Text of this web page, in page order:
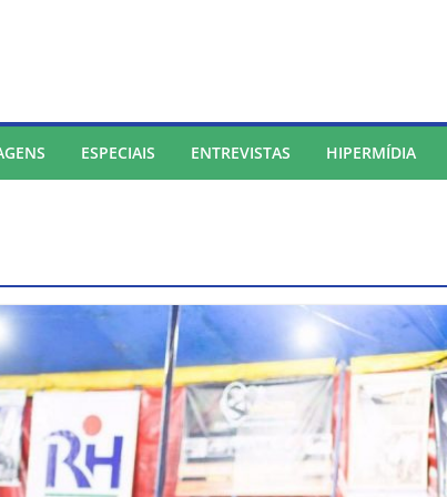
ESPECIAIS ENTREVISTAS HIPERMÍDIA